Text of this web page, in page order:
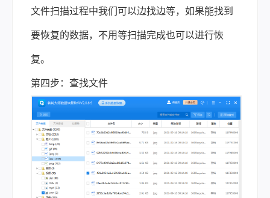
文件扫描过程中我们可以边找边等，如果能找到
要恢复的数据，不用等扫描完成也可以进行恢
复。
第四步：查找文件